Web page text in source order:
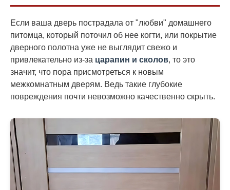
Если ваша дверь пострадала от "любви" домашнего
питомца, который поточил об нее когти, или покрытие
дверного полотна уже не выглядит свежо и
привлекательно из-за царапин и сколов, то это
значит, что пора присмотреться к новым
межкомнатным дверям. Ведь такие глубокие
повреждения почти невозможно качественно скрыть.